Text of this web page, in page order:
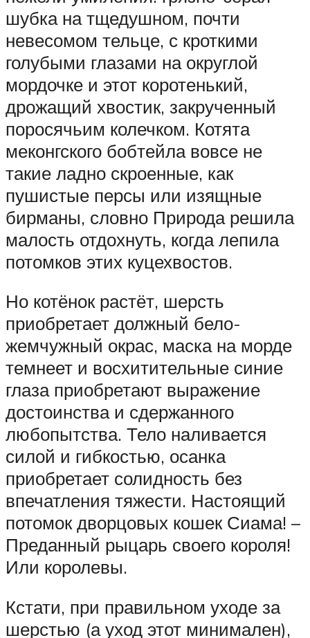
шубка на тщедушном, почти
невесомом тельце, с кроткими
голубыми глазами на округлой
мордочке и этот коротенький,
дрожащий хвостик, закрученный
поросячьим колечком. Котята
меконгского бобтейла вовсе не
такие ладно скроенные, как
пушистые персы или изящные
бирманы, словно Природа решила
малость отдохнуть, когда лепила
потомков этих куцехвостов.
Но котёнок растёт, шерсть
приобретает должный бело-
жемчужный окрас, маска на морде
темнеет и восхитительные синие
глаза приобретают выражение
достоинства и сдержанного
любопытства. Тело наливается
силой и гибкостью, осанка
приобретает солидность без
впечатления тяжести. Настоящий
потомок дворцовых кошек Сиама! –
Преданный рыцарь своего короля!
Или королевы.
Кстати, при правильном уходе за
шерстью (а уход этот минимален),